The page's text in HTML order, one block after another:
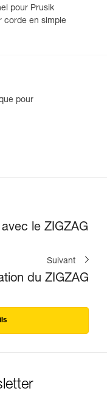
pour Prusik
corde en simple
pour
le ZIGZAG
Suivant
du ZIGZAG